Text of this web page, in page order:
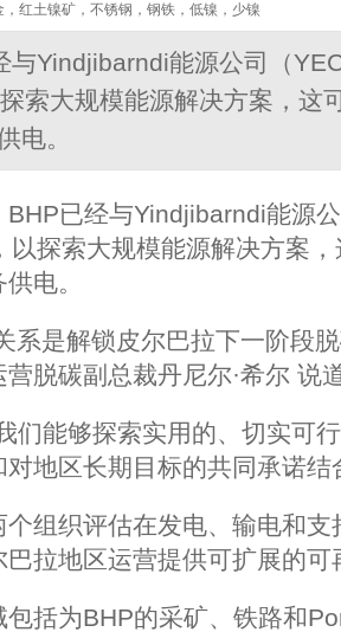
红土镍矿，不锈钢，钢铁，低镍，少镍
与Yindjibarndi能源公司（
探索大规模能源解决方案，这
电。
BHP已经与Yindjibarndi能源
以探索大规模能源解决方案
供电。
系是解锁皮尔巴拉下一阶段
脱碳副总裁丹尼尔·希尔 说
们能够探索实用的、切实可
地区长期目标的共同承诺结
组织评估在发电、输电和
巴拉地区运营提供可扩展的
包括为BHP的采矿、铁路和